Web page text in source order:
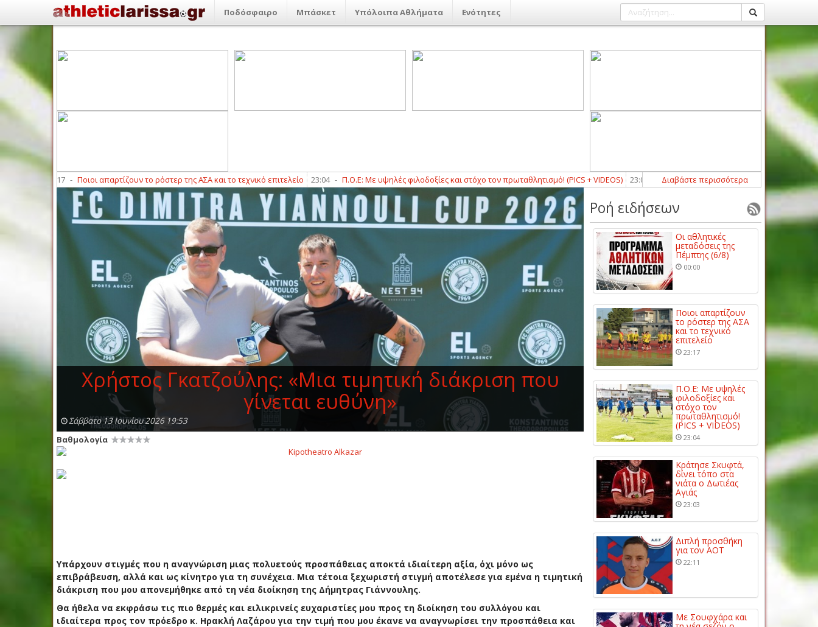
Ποδόσφαιρο Μπάσκετ Υπόλοιπα Αθλήματα Ενότητες
Ποιοι απαρτίζουν το ρόστερ της ΑΣΑ και το τεχνικό επιτελείο 23:04 - Π.Ο.Ε: Με υψηλές φιλοδοξίες και στόχο τον πρωταθλητισμό! (PICS + VIDEOS) 23:03 - Κράτησε Σκυφτά, δίνει τόπο στα νιάτα ο Δωτιέας Αγιάς
Διαβάστε περισσότερα
Χρήστος Γκατζούλης: «Μια τιμητική διάκριση που
γίνεται ευθύνη»
Σάββατο 13 Ιουνίου 2026 19:53
Βαθμολογία
Υπάρχουν στιγμές που η αναγνώριση μιας πολυετούς προσπάθειας αποκτά ιδιαίτερη αξία, όχι μόνο ως
επιβράβευση, αλλά και ως κίνητρο για τη συνέχεια. Μια τέτοια ξεχωριστή στιγμή αποτέλεσε για εμένα η τιμητική
διάκριση που μου απονεμήθηκε από τη νέα διοίκηση της Δήμητρας Γιάννουλης.
Θα ήθελα να εκφράσω τις πιο θερμές και ειλικρινείς ευχαριστίες μου προς τη διοίκηση του συλλόγου και
ιδιαίτερα προς τον πρόεδρο κ. Ηρακλή Λαζάρου για την τιμή που μου έκανε να αναγνωρίσει την προσπάθεια και
Ροή ειδήσεων
Οι αθλητικές
μεταδόσεις της
Πέμπτης (6/8)
00:00
Ποιοι απαρτίζουν
το ρόστερ της ΑΣΑ
και το τεχνικό
επιτελείο
23:17
Π.Ο.Ε: Με υψηλές
φιλοδοξίες και
στόχο τον
πρωταθλητισμό!
(PICS + VIDEOS)
23:04
Κράτησε Σκυφτά,
δίνει τόπο στα
νιάτα ο Δωτιέας
Αγιάς
23:03
Διπλή προσθήκη
για τον ΑΟΤ
22:11
Με Σουφχάρα και